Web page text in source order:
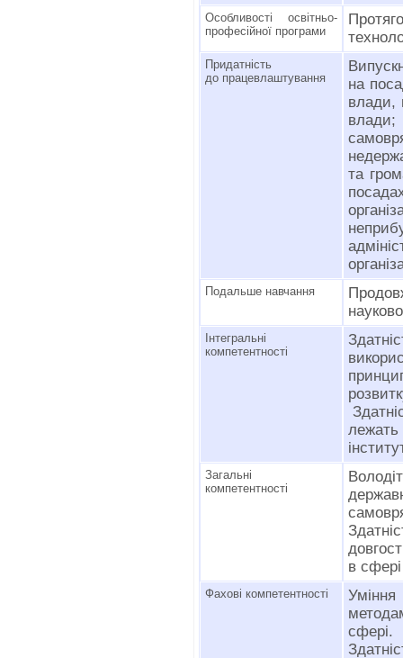
Особливості освітньо-
професійної програми
Придатність
до працевлаштування
на
влади,
та
Подальше навчання
Інтегральні
компетентності
Загальні
компетентності
в
Фахові компетентності
Уміння
сфері.